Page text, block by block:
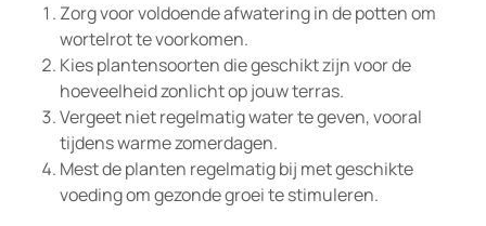
Zorg voor voldoende afwatering in de potten om
wortelrot te voorkomen.
Kies plantensoorten die geschikt zijn voor de
hoeveelheid zonlicht op jouw terras.
Vergeet niet regelmatig water te geven, vooral
tijdens warme zomerdagen.
Mest de planten regelmatig bij met geschikte
voeding om gezonde groei te stimuleren.